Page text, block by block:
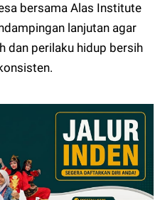
bersama Alas Institute
lanjutan agar
dan perilaku hidup bersih